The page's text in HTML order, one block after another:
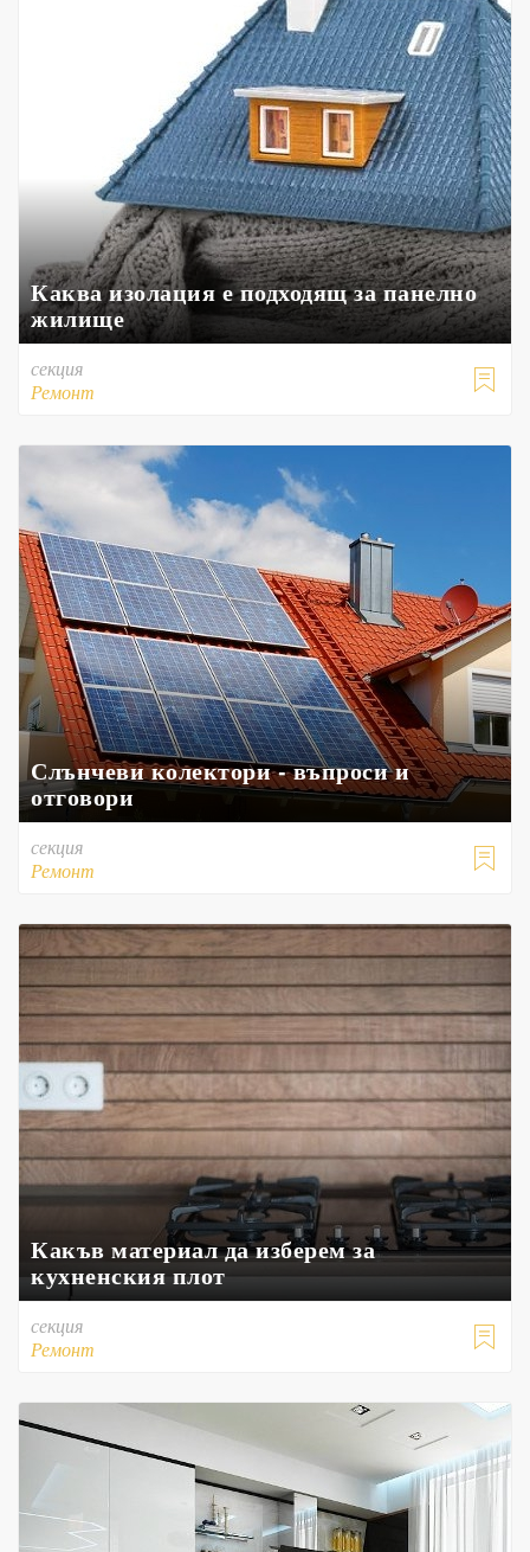
Каква изолация е подходящ за панелно
жилище

секция
Ремонт
Слънчеви колектори - въпроси и
отговори

секция
Ремонт
Какъв материал да изберем за
кухненския плот

секция
Ремонт